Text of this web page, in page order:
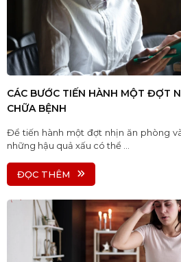
CÁC BƯỚC TIẾN HÀNH MỘT ĐỢT
CHỮA BỆNH
Để tiến hành một đợt nhịn ăn phòng
những hậu quả xấu có thể ...
ĐỌC THÊM